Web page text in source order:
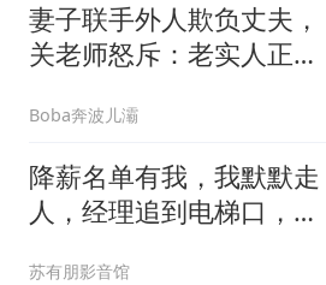
妻子联手外人欺负丈夫，
关老师怒斥：老实人正义
Boba奔波儿灞
降薪名单有我，我默默走
人，经理追到电梯口，见
苏有朋影音馆